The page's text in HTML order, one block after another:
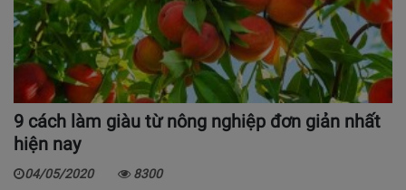
9 cách làm giàu từ nông nghiệp đơn giản nhất
hiện nay
04/05/2020 8300